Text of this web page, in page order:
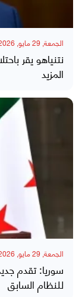
الجمعة, 29 مايو, 2026
المزيد
الجمعة, 29 مايو, 2026
سوريا: تقدم
للنظام السابق